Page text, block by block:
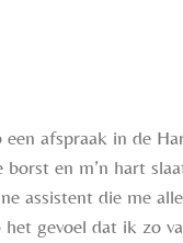
afspraak in de
borst en m’n hart
assistent die me
gevoel dat ik zo